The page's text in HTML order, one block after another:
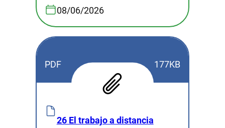
08/06/2026
PDF 177KB
26 El trabajo a distancia